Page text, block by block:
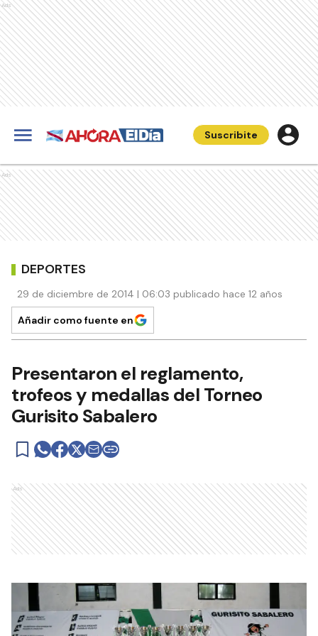
Ads
Suscribite
Ads
DEPORTES
29 de diciembre de 2014 | 06:03 publicado hace 12 años
Añadir como fuente en
Presentaron el reglamento,
trofeos y medallas del Torneo
Gurisito Sabalero
Ads